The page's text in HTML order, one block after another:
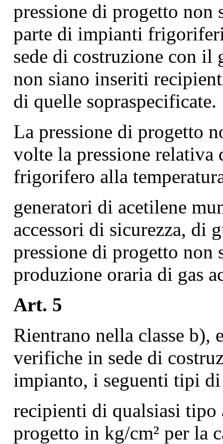
pressione di progetto non
parte di impianti
sede di costruzione con il
non siano inseriti
di quelle sopraspecificate.
La pressione di progetto
volte la pressione
frigorifero alla
generatori di acetilene
accessori di sicurezza, di
pressione di progetto non
produzione oraria di gas
Art. 5
Rientrano nella classe b),
verifiche in sede di
impianto, i seguenti tipi
recipienti di qualsiasi tipo
progetto in kg/cm² per la